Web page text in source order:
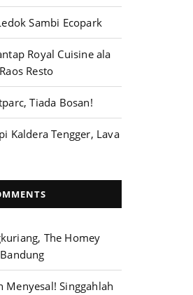
Sambi Ecopark
Royal Cuisine ala
Resto
Tiada Bosan!
Kaldera Tengger, Lava
The Homey
Menyesal! Singgahlah